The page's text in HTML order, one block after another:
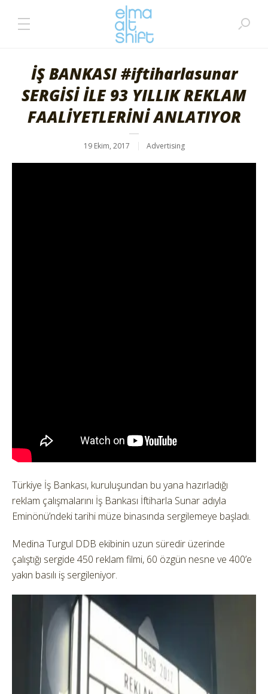
İŞ BANKASI #iftiharlasunar
SERGİSİ İLE 93 YILLIK REKLAM
FAALİYETLERİNİ ANLATIYOR
19 Ekim, 2017 Advertising
Türkiye İş Bankası, kuruluşundan bu yana hazırladığı
reklam çalışmalarını İş Bankası İftiharla Sunar adıyla
Eminönü’ndeki tarihi müze binasında sergilemeye başladı.
Medina Turgul DDB ekibinin uzun süredir üzerinde
çalıştığı sergide 450 reklam filmi, 60 özgün nesne ve 400’e
yakın basılı iş sergileniyor.